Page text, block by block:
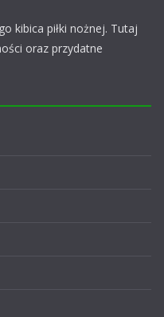
kibica piłki nożnej. Tutaj
oraz przydatne